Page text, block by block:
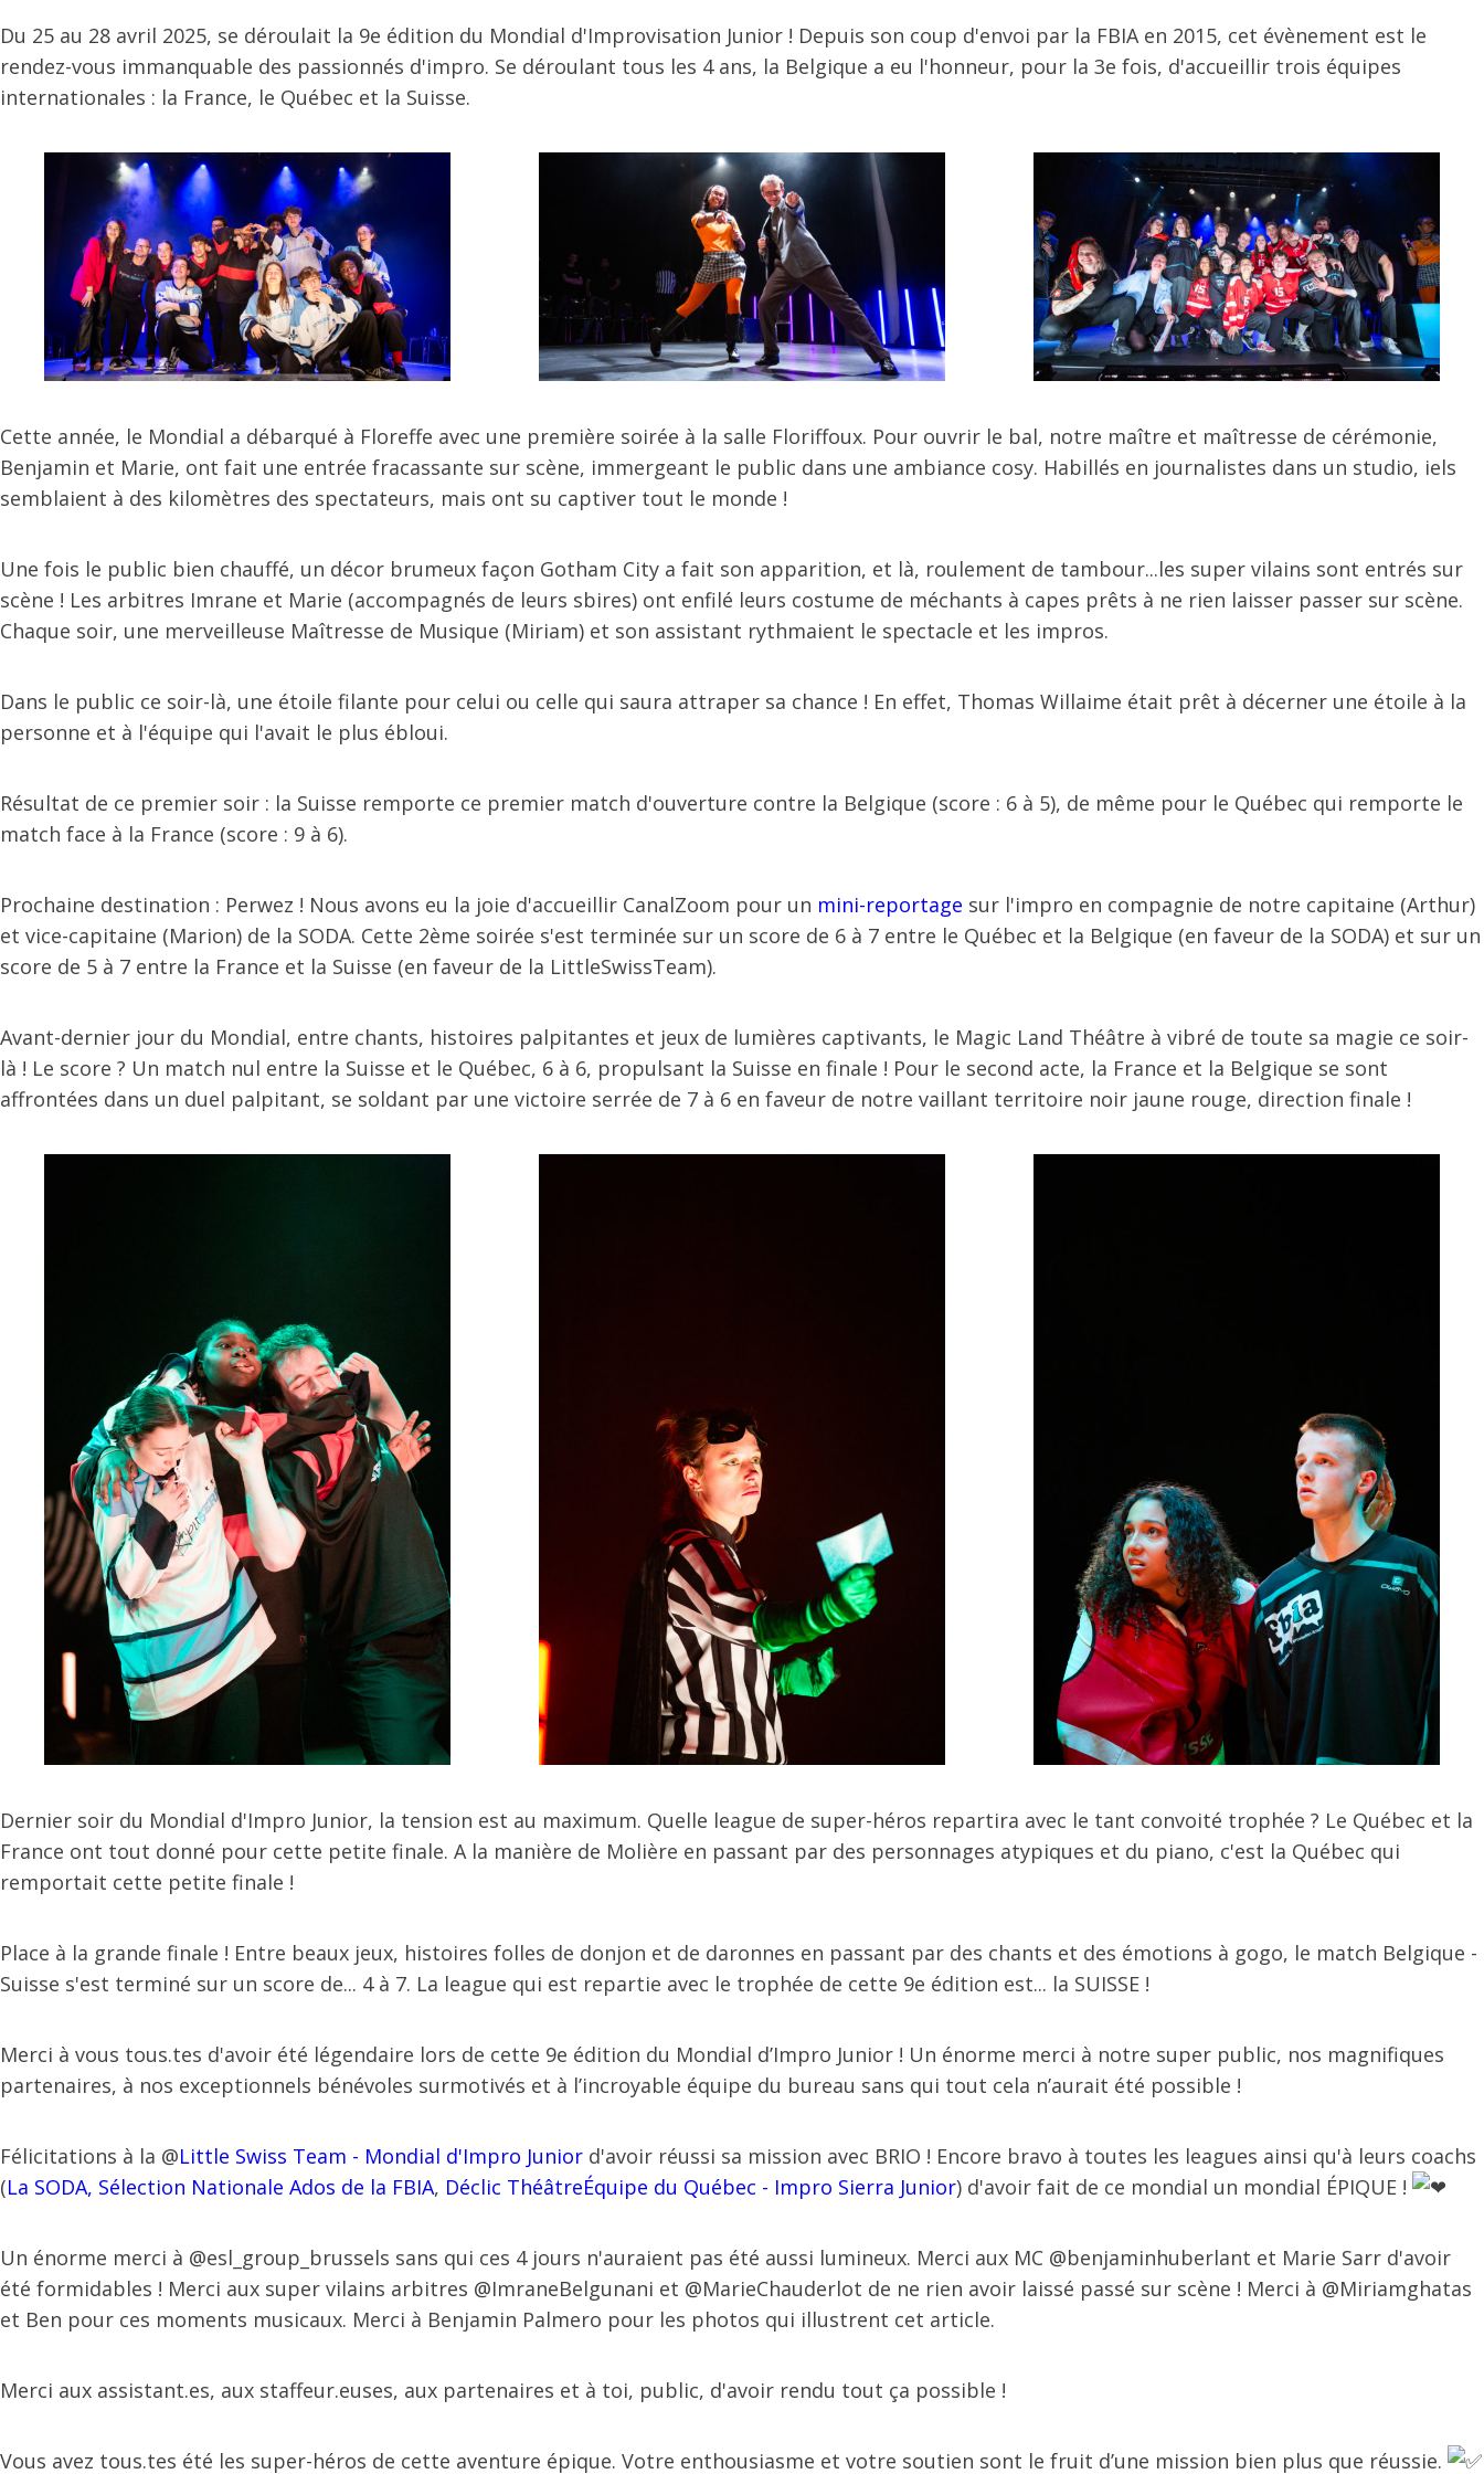
Du 25 au 28 avril 2025, se déroulait la 9e édition du Mondial d'Improvisation Junior ! Depuis son coup d'envoi par la FBIA en 2015, cet évènement est le
rendez-vous immanquable des passionnés d'impro. Se déroulant tous les 4 ans, la Belgique a eu l'honneur, pour la 3e fois, d'accueillir trois équipes
internationales : la France, le Québec et la Suisse.
Cette année, le Mondial a débarqué à Floreffe avec une première soirée à la salle Floriffoux. Pour ouvrir le bal, notre maître et maîtresse de cérémonie,
Benjamin et Marie, ont fait une entrée fracassante sur scène, immergeant le public dans une ambiance cosy. Habillés en journalistes dans un studio, iels
semblaient à des kilomètres des spectateurs, mais ont su captiver tout le monde !
Une fois le public bien chauffé, un décor brumeux façon Gotham City a fait son apparition, et là, roulement de tambour...les super vilains sont entrés sur
scène ! Les arbitres Imrane et Marie (accompagnés de leurs sbires) ont enfilé leurs costume de méchants à capes prêts à ne rien laisser passer sur scène.
Chaque soir, une merveilleuse Maîtresse de Musique (Miriam) et son assistant rythmaient le spectacle et les impros.
Dans le public ce soir-là, une étoile filante pour celui ou celle qui saura attraper sa chance ! En effet, Thomas Willaime était prêt à décerner une étoile à la
personne et à l'équipe qui l'avait le plus ébloui.
Résultat de ce premier soir : la Suisse remporte ce premier match d'ouverture contre la Belgique (score : 6 à 5), de même pour le Québec qui remporte le
match face à la France (score : 9 à 6).
Prochaine destination : Perwez ! Nous avons eu la joie d'accueillir CanalZoom pour un mini-reportage sur l'impro en compagnie de notre capitaine (Arthur)
et vice-capitaine (Marion) de la SODA. Cette 2ème soirée s'est terminée sur un score de 6 à 7 entre le Québec et la Belgique (en faveur de la SODA) et sur un
score de 5 à 7 entre la France et la Suisse (en faveur de la LittleSwissTeam).
Avant-dernier jour du Mondial, entre chants, histoires palpitantes et jeux de lumières captivants, le Magic Land Théâtre à vibré de toute sa magie ce soir-
là ! Le score ? Un match nul entre la Suisse et le Québec, 6 à 6, propulsant la Suisse en finale ! Pour le second acte, la France et la Belgique se sont
affrontées dans un duel palpitant, se soldant par une victoire serrée de 7 à 6 en faveur de notre vaillant territoire noir jaune rouge, direction finale !
Dernier soir du Mondial d'Impro Junior, la tension est au maximum. Quelle league de super-héros repartira avec le tant convoité trophée ? Le Québec et la
France ont tout donné pour cette petite finale. A la manière de Molière en passant par des personnages atypiques et du piano, c'est la Québec qui
remportait cette petite finale !
Place à la grande finale ! Entre beaux jeux, histoires folles de donjon et de daronnes en passant par des chants et des émotions à gogo, le match Belgique -
Suisse s'est terminé sur un score de... 4 à 7. La league qui est repartie avec le trophée de cette 9e édition est... la SUISSE !
Merci à vous tous.tes d'avoir été légendaire lors de cette 9e édition du Mondial d’Impro Junior ! Un énorme merci à notre super public, nos magnifiques
partenaires, à nos exceptionnels bénévoles surmotivés et à l’incroyable équipe du bureau sans qui tout cela n’aurait été possible !
Félicitations à la @Little Swiss Team - Mondial d'Impro Junior d'avoir réussi sa mission avec BRIO ! Encore bravo à toutes les leagues ainsi qu'à leurs coachs
(La SODA, Sélection Nationale Ados de la FBIA, Déclic ThéâtreÉquipe du Québec - Impro Sierra Junior) d'avoir fait de ce mondial un mondial ÉPIQUE !
Un énorme merci à @esl_group_brussels sans qui ces 4 jours n'auraient pas été aussi lumineux. Merci aux MC @benjaminhuberlant et Marie Sarr d'avoir
été formidables ! Merci aux super vilains arbitres @ImraneBelgunani et @MarieChauderlot de ne rien avoir laissé passé sur scène ! Merci à @Miriamghatas
et Ben pour ces moments musicaux. Merci à Benjamin Palmero pour les photos qui illustrent cet article.
Merci aux assistant.es, aux staffeur.euses, aux partenaires et à toi, public, d'avoir rendu tout ça possible !
Vous avez tous.tes été les super-héros de cette aventure épique. Votre enthousiasme et votre soutien sont le fruit d’une mission bien plus que réussie.